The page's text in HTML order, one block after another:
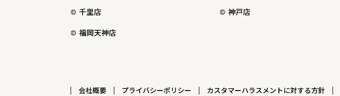
千里店
神戸店
福岡天神店
会社概要 プライバシーポリシー カスタマーハラスメントに対する方針